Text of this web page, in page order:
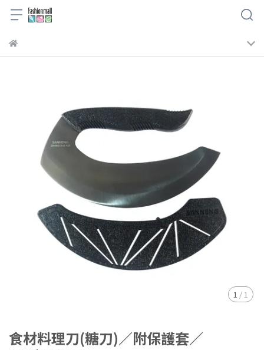
1 / 1
食材料理刀(糖刀)／附保護套／